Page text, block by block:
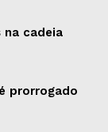
na cadeia
prorrogado